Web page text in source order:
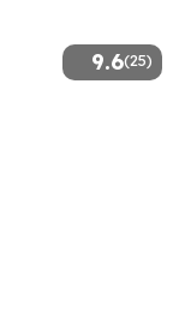
9.6(25)